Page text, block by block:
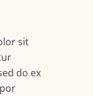
sit
do ex